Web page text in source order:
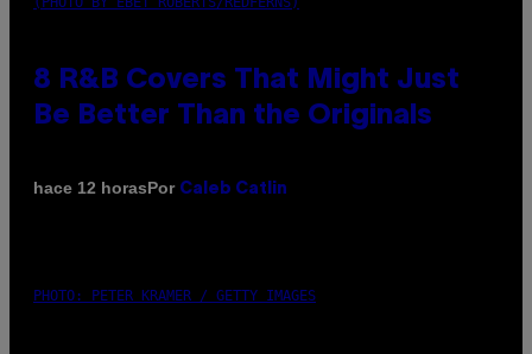
8 R&B Covers That Might Just
Be Better Than the Originals
hace 12 horasPor Caleb Catlin
PHOTO: PETER KRAMER / GETTY IMAGES